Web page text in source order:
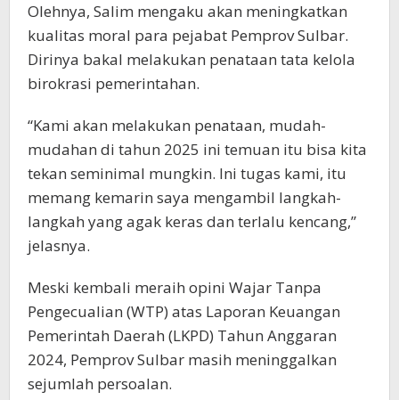
Olehnya, Salim mengaku akan meningkatkan
kualitas moral para pejabat Pemprov Sulbar.
Dirinya bakal melakukan penataan tata kelola
birokrasi pemerintahan.
“Kami akan melakukan penataan, mudah-
mudahan di tahun 2025 ini temuan itu bisa kita
tekan seminimal mungkin. Ini tugas kami, itu
memang kemarin saya mengambil langkah-
langkah yang agak keras dan terlalu kencang,”
jelasnya.
Meski kembali meraih opini Wajar Tanpa
Pengecualian (WTP) atas Laporan Keuangan
Pemerintah Daerah (LKPD) Tahun Anggaran
2024, Pemprov Sulbar masih meninggalkan
sejumlah persoalan.